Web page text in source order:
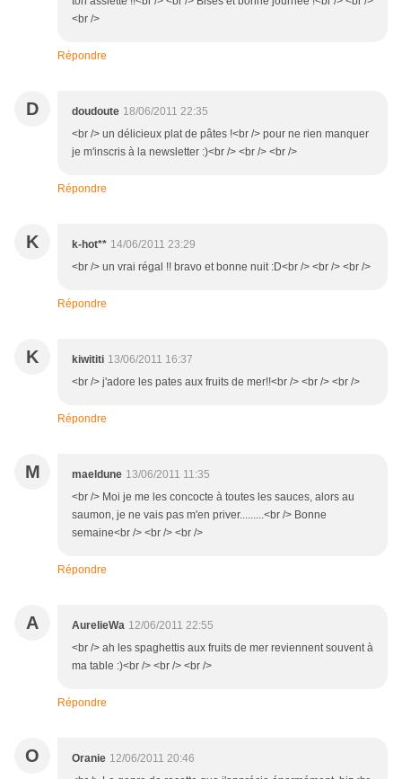
<br />
Répondre
D doudoute 18/06/2011 22:35
<br /> un délicieux plat de pâtes !<br /> pour ne rien manquer
je m'inscris à la newsletter :)<br /> <br /> <br />
Répondre
K k-hot** 14/06/2011 23:29
<br /> un vrai régal !! bravo et bonne nuit :D<br /> <br /> <br />
Répondre
K kiwititi 13/06/2011 16:37
<br /> j'adore les pates aux fruits de mer!!<br /> <br /> <br />
Répondre
M maeldune 13/06/2011 11:35
<br /> Moi je me les concocte à toutes les sauces, alors au
saumon, je ne vais pas m'en priver.........<br /> Bonne
semaine<br /> <br /> <br />
Répondre
A AurelieWa 12/06/2011 22:55
<br /> ah les spaghettis aux fruits de mer reviennent souvent à
ma table :)<br /> <br /> <br />
Répondre
O Oranie 12/06/2011 20:46